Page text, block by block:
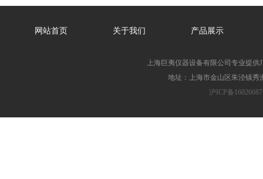
网站首页 关于我们 产品展示
上海巨夷仪器设备有限公司专业提
地址：上海市金山区朱泾镇秀
沪ICP备